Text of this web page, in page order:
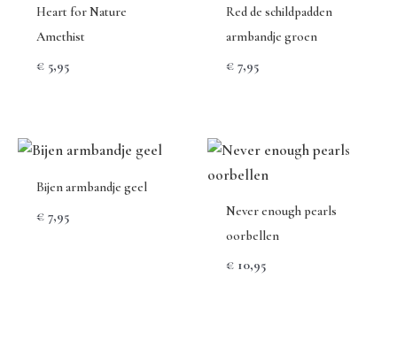
Heart for Nature
Amethist
€5,95
Red de schildpadden
armbandje groen
€7,95
Bijen armbandje geel
€7,95
Never enough pearls
oorbellen
€10,95